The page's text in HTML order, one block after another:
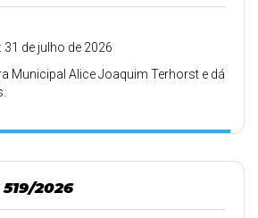
de julho de 2026
Municipal Alice Joaquim Terhorst e dá
519/2026